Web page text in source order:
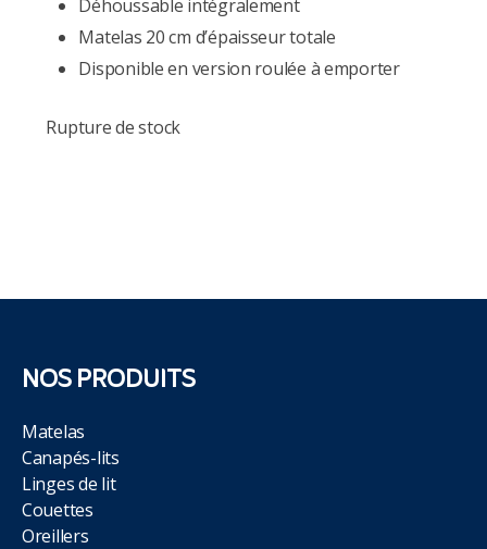
Déhoussable intégralement
Matelas 20 cm d’épaisseur totale
Disponible en version roulée à emporter
Rupture de stock
NOS PRODUITS
Matelas
Canapés-lits
Linges de lit
Couettes
Oreillers